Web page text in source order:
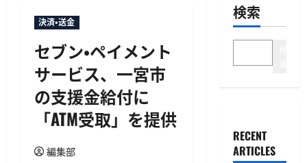
決済・送金
セブン・ペイメント
サービス、一宮市
の支援金給付に
「ATM受取」を提供
編集部
検索
RECENT
ARTICLES